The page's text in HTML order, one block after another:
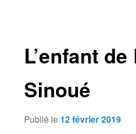
L’enfant
Sinoué
Publié le12 février 2019